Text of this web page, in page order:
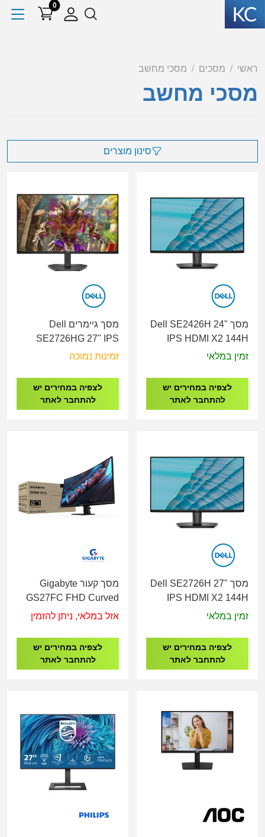
0
ראשי מסכים מסכי מחשב
מסכי מחשב
סינון מוצרים
מסך Dell SE2426H 24"
IPS HDMI X2 144H
Monitor
זמין במלאי
לצפיה במחירים יש
להתחבר לאתר
מסך גיימרים Dell
SE2726HG 27" IPS
HDMI X2, DP 240Hz
זמינות נמוכה
לצפיה במחירים יש
להתחבר לאתר
מסך Dell SE2726H 27"
IPS HDMI X2 144H
Monitor
זמין במלאי
לצפיה במחירים יש
להתחבר לאתר
מסך קעור Gigabyte
GS27FC FHD Curved
VA 27" 180Hz
אזל במלאי, ניתן להזמין
לצפיה במחירים יש
להתחבר לאתר